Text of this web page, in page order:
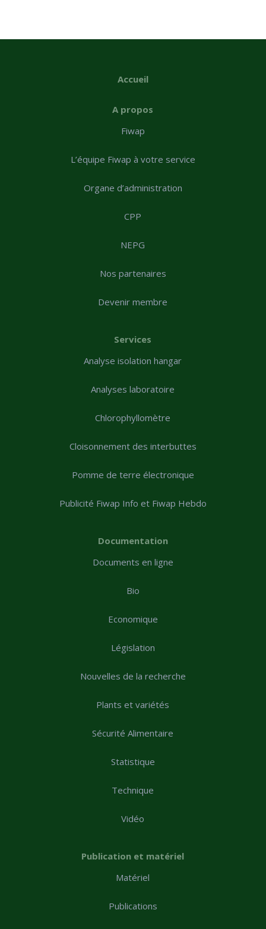
Accueil
A propos
Fiwap
L’équipe Fiwap à votre service
Organe d’administration
CPP
NEPG
Nos partenaires
Devenir membre
Services
Analyse isolation hangar
Analyses laboratoire
Chlorophyllomètre
Cloisonnement des interbuttes
Pomme de terre électronique
Publicité Fiwap Info et Fiwap Hebdo
Documentation
Documents en ligne
Bio
Economique
Législation
Nouvelles de la recherche
Plants et variétés
Sécurité Alimentaire
Statistique
Technique
Vidéo
Publication et matériel
Matériel
Publications